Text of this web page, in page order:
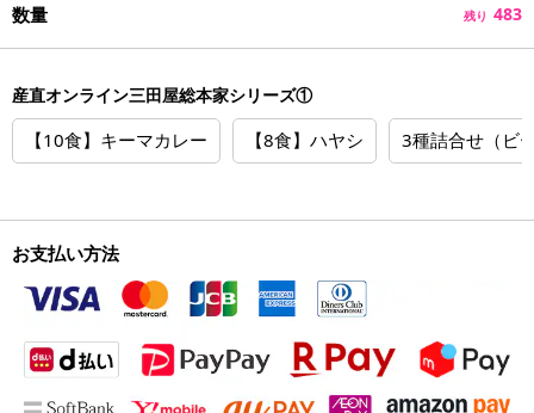
数量 残り 483
産直オンライン三田屋総本家シリーズ①
【10食】キーマカレー 【8食】ハヤシ 3種詰合せ（ビ
お支払い方法